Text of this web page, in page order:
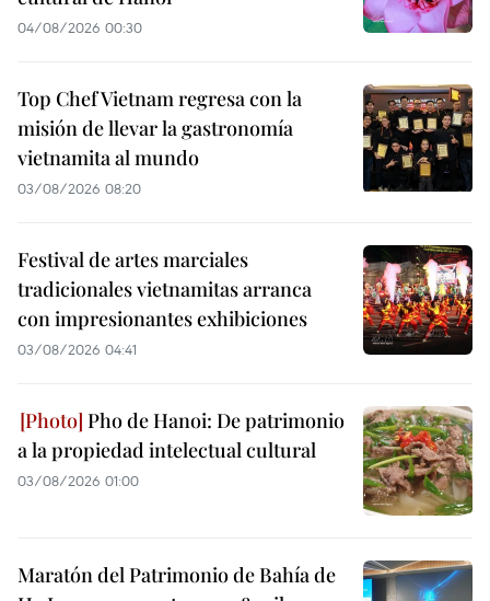
04/08/2026 00:30
Top Chef Vietnam regresa con la
misión de llevar la gastronomía
vietnamita al mundo
03/08/2026 08:20
Festival de artes marciales
tradicionales vietnamitas arranca
con impresionantes exhibiciones
03/08/2026 04:41
Pho de Hanoi: De patrimonio
a la propiedad intelectual cultural
03/08/2026 01:00
Maratón del Patrimonio de Bahía de